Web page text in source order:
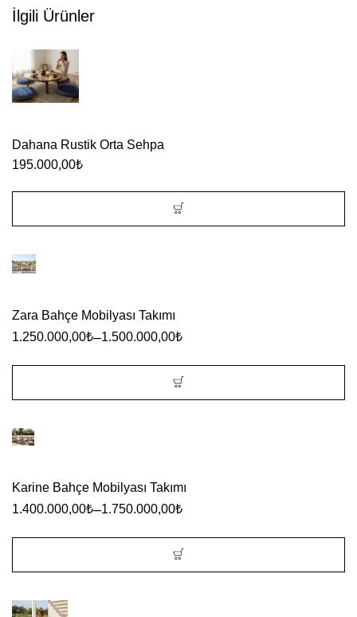
İlgili Ürünler
Dahana Rustik Orta Sehpa
195.000,00₺
Zara Bahçe Mobilyası Takımı
1.250.000,00₺–1.500.000,00₺
ürünün
fazla
varyasyonu
sayfasından
Karine Bahçe Mobilyası Takımı
1.400.000,00₺–1.750.000,00₺
ürünün